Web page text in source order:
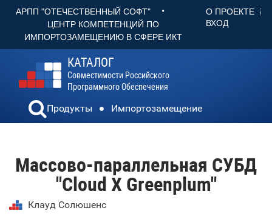
АРПП "ОТЕЧЕСТВЕННЫЙ СОФТ" •
ЦЕНТР КОМПЕТЕНЦИЙ ПО
ИМПОРТОЗАМЕЩЕНИЮ В СФЕРЕ ИКТ
О ПРОЕКТЕ
ВХОД
КАТАЛОГ
Совместимости Российского
Программного Обеспечения
Продукты Импортозамещение
Массово-параллельная СУБД
"Cloud X Greenplum"
Клауд Солюшенс